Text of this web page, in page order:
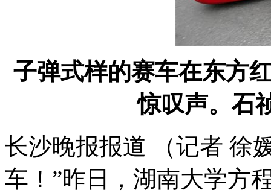
子弹式样的赛车在东方
惊叹声。石
长沙晚报报道 （记者 徐
车！”昨日，湖南大学方